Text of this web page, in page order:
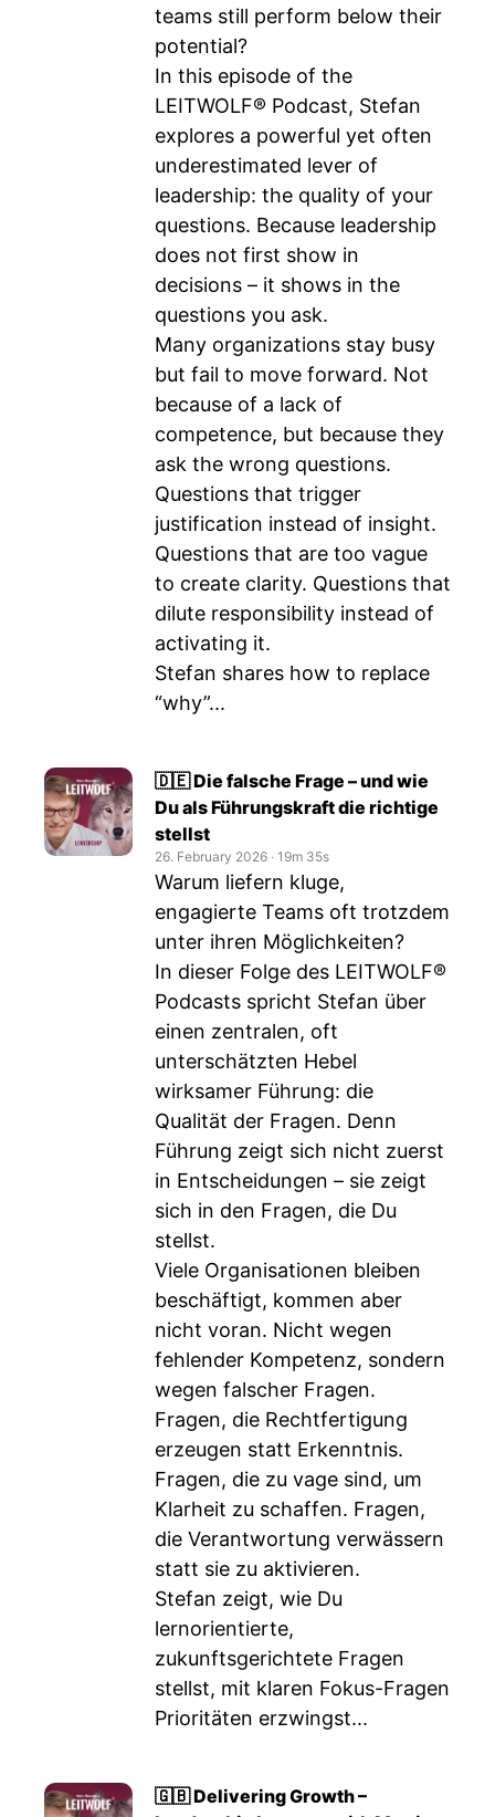
teams still perform below their
potential?
In this episode of the
LEITWOLF® Podcast, Stefan
explores a powerful yet often
underestimated lever of
leadership: the quality of your
questions. Because leadership
does not first show in
decisions – it shows in the
questions you ask.
Many organizations stay busy
but fail to move forward. Not
because of a lack of
competence, but because they
ask the wrong questions.
Questions that trigger
justification instead of insight.
Questions that are too vague
to create clarity. Questions that
dilute responsibility instead of
activating it.
Stefan shares how to replace
“why”...
🇩🇪 Die falsche Frage – und wie
Du als Führungskraft die richtige
stellst
26. February 2026 ‧ 19m 35s
Warum liefern kluge,
engagierte Teams oft trotzdem
unter ihren Möglichkeiten?
In dieser Folge des LEITWOLF®
Podcasts spricht Stefan über
einen zentralen, oft
unterschätzten Hebel
wirksamer Führung: die
Qualität der Fragen. Denn
Führung zeigt sich nicht zuerst
in Entscheidungen – sie zeigt
sich in den Fragen, die Du
stellst.
Viele Organisationen bleiben
beschäftigt, kommen aber
nicht voran. Nicht wegen
fehlender Kompetenz, sondern
wegen falscher Fragen.
Fragen, die Rechtfertigung
erzeugen statt Erkenntnis.
Fragen, die zu vage sind, um
Klarheit zu schaffen. Fragen,
die Verantwortung verwässern
statt sie zu aktivieren.
Stefan zeigt, wie Du
lernorientierte,
zukunftsgerichtete Fragen
stellst, mit klaren Fokus-Fragen
Prioritäten erzwingst...
🇬🇧 Delivering Growth –